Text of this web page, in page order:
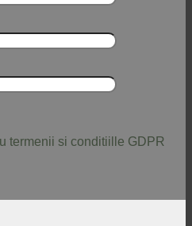
termenii si conditiille GDPR